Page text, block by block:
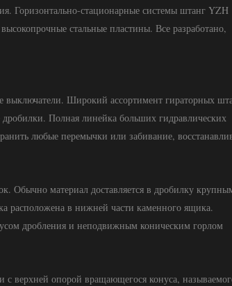
Горизонтально-стационарные системы штанг YZH
стальные пластины. Все разработано,
выключатели. Широкий ассортимент гираторных
Полная линейка больших гидравлических
любые перемычки или забивание,
Обычно материал доставляется в дробилку
расположена в нижней части каменного ящика.
дробления и неподвижным коническим горлом
с верхней опорой вращающегося конуса,